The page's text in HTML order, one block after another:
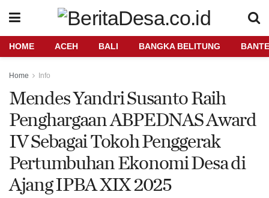
HOME ACEH BALI BANGKA BELITUNG
Home Info
Mendes Yandri Susanto Raih
Penghargaan ABPEDNAS Award
IV Sebagai Tokoh Penggerak
Pertumbuhan Ekonomi Desa di
Ajang IPBA XIX 2025